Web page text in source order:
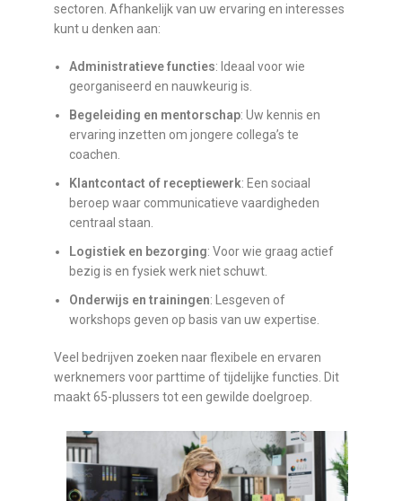
sectoren. Afhankelijk van uw ervaring en interesses
kunt u denken aan:
Administratieve functies: Ideaal voor wie
georganiseerd en nauwkeurig is.
Begeleiding en mentorschap: Uw kennis en
ervaring inzetten om jongere collega’s te
coachen.
Klantcontact of receptiewerk: Een sociaal
beroep waar communicatieve vaardigheden
centraal staan.
Logistiek en bezorging: Voor wie graag actief
bezig is en fysiek werk niet schuwt.
Onderwijs en trainingen: Lesgeven of
workshops geven op basis van uw expertise.
Veel bedrijven zoeken naar flexibele en ervaren
werknemers voor parttime of tijdelijke functies. Dit
maakt 65-plussers tot een gewilde doelgroep.